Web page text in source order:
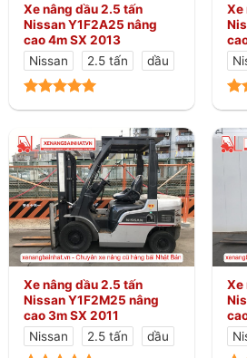
Xe nâng dầu 2.5 tấn
Nissan Y1F2A25 nâng
cao 4m SX 2013
Nissan
2.5 tấn dầu
Xe
Xe nâng dầu 2.5 tấn
Nissan Y1F2M25 nâng
cao 3m SX 2011
Nissan
2.5 tấn dầu
Xe